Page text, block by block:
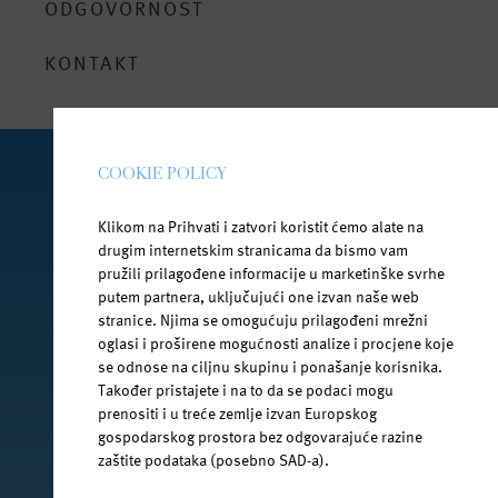
ODGOVORNOST
KONTAKT
facebook.com/jana.water/
@janawater
COOKIE POLICY
Klikom na Prihvati i zatvori koristit ćemo alate na
drugim internetskim stranicama da bismo vam
pružili prilagođene informacije u marketinške svrhe
putem partnera, uključujući one izvan naše web
stranice. Njima se omogućuju prilagođeni mrežni
oglasi i proširene mogućnosti analize i procjene koje
se odnose na ciljnu skupinu i ponašanje korisnika.
Također pristajete i na to da se podaci mogu
prenositi i u treće zemlje izvan Europskog
gospodarskog prostora bez odgovarajuće razine
zaštite podataka (posebno SAD-a).